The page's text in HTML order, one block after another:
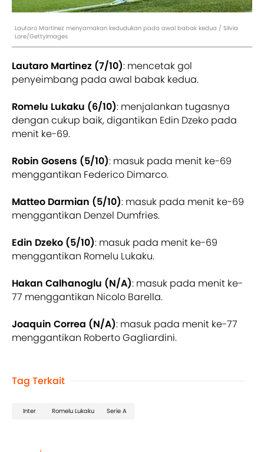
Lautaro Martinez menyamakan kedudukan pada awal babak kedua / Silvia
Lore/GettyImages
Lautaro Martinez (7/10): mencetak gol
penyeimbang pada awal babak kedua.
Romelu Lukaku (6/10): menjalankan tugasnya
dengan cukup baik, digantikan Edin Dzeko pada
menit ke-69.
Robin Gosens (5/10): masuk pada menit ke-69
menggantikan Federico Dimarco.
Matteo Darmian (5/10): masuk pada menit ke-69
menggantikan Denzel Dumfries.
Edin Dzeko (5/10): masuk pada menit ke-69
menggantikan Romelu Lukaku.
Hakan Calhanoglu (N/A): masuk pada menit ke-
77 menggantikan Nicolo Barella.
Joaquin Correa (N/A): masuk pada menit ke-77
menggantikan Roberto Gagliardini.
Tag Terkait
Inter Romelu Lukaku Serie A